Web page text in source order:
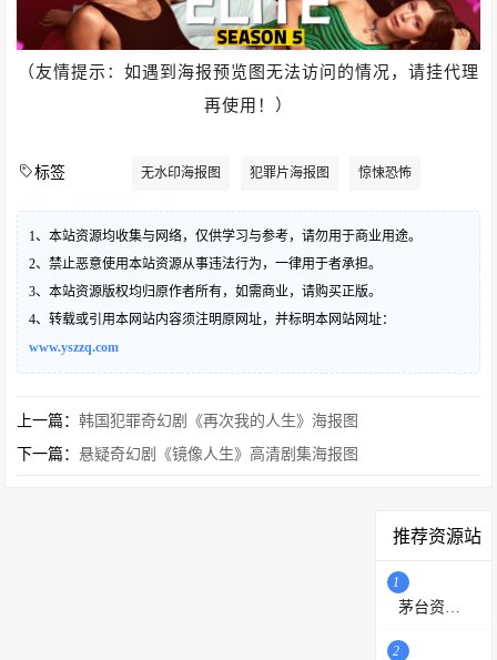
（友情提示：如遇到海报预览图无法访问的情况，请挂代理
再使用！）
标签 无水印海报图 犯罪片海报图 惊悚恐怖
1、本站资源均收集与网络，仅供学习与参考，请勿用于商业用途。
2、禁止恶意使用本站资源从事违法行为，一律用于者承担。
3、本站资源版权均归原作者所有，如需商业，请购买正版。
4、转载或引用本网站内容须注明原网址，并标明本网站网址：
www.yszzq.com
上一篇：韩国犯罪奇幻剧《再次我的人生》海报图
下一篇：悬疑奇幻剧《镜像人生》高清剧集海报图
推荐资源站
1
2